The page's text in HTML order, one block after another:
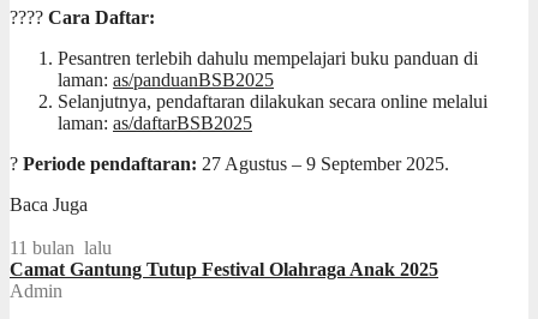
???? Cara Daftar:
Pesantren terlebih dahulu mempelajari buku panduan di
laman: as/panduanBSB2025
Selanjutnya, pendaftaran dilakukan secara online melalui
laman: as/daftarBSB2025
? Periode pendaftaran: 27 Agustus – 9 September 2025.
Baca Juga
11 bulan lalu
Camat Gantung Tutup Festival Olahraga Anak 2025
Admin